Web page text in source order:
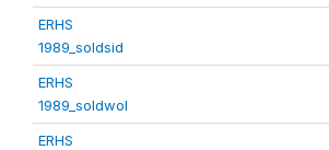
ERHS
1989_soldsid
ERHS
1989_soldwol
ERHS